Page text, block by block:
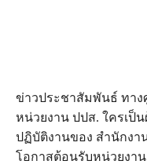
ข่าวประชาสัมพันธ์ ทา
หน่วยงาน ปปส. ใครเป็
ปฏิบัติงานของ สำนักงา
โอกาสต้อนรับหน่วยงา